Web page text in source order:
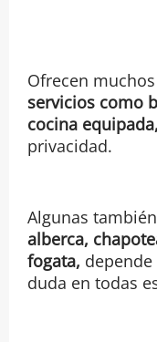
Ofrecen
servicios como
cocina equipada,
privacidad.
Algunas
alberca,
fogata,
duda en todas